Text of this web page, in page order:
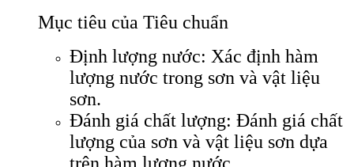
Mục tiêu của Tiêu chuẩn
Định lượng nước: Xác định hàm
lượng nước trong sơn và vật liệu
sơn.
Đánh giá chất lượng: Đánh giá chất
lượng của sơn và vật liệu sơn dựa